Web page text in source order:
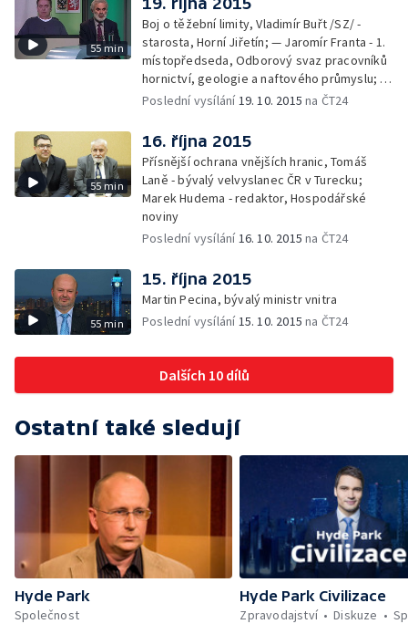
55 min
Boj o těžební limity, Vladimír Buřt /SZ/ -
starosta, Horní Jiřetín; — Jaromír Franta - 1.
místopředseda, Odborový svaz pracovníků
hornictví, geologie a naftového průmyslu; —
Gabriela Sáričková Benešová - mluvčí
Poslední vysílání19. 10. 2015 na ČT24
55 min
16. října 2015
Přísnější ochrana vnějších hranic, Tomáš
Laně - bývalý velvyslanec ČR v Turecku;
Marek Hudema - redaktor, Hospodářské
noviny
Poslední vysílání16. 10. 2015 na ČT24
55 min
15. října 2015
Martin Pecina, bývalý ministr vnitra
Poslední vysílání15. 10. 2015 na ČT24
Dalších 10 dílů
Ostatní také sledují
Hyde Park
Společnost
Hyde Park Civilizace
Zpravodajství
Diskuze